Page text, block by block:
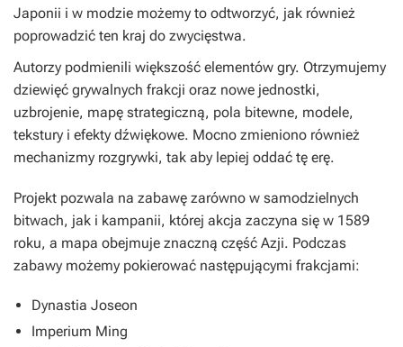
Japonii i w modzie możemy to odtworzyć, jak również
poprowadzić ten kraj do zwycięstwa.
Autorzy podmienili większość elementów gry. Otrzymujemy
dziewięć grywalnych frakcji oraz nowe jednostki,
uzbrojenie, mapę strategiczną, pola bitewne, modele,
tekstury i efekty dźwiękowe. Mocno zmieniono również
mechanizmy rozgrywki, tak aby lepiej oddać tę erę.
Projekt pozwala na zabawę zarówno w samodzielnych
bitwach, jak i kampanii, której akcja zaczyna się w 1589
roku, a mapa obejmuje znaczną część Azji. Podczas
zabawy możemy pokierować następującymi frakcjami:
Dynastia Joseon
Imperium Ming